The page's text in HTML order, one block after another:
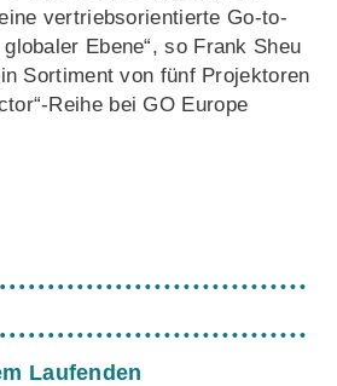
vertriebsorientierte Go-to-
Ebene“, so Frank Sheu
Sortiment von fünf Projektoren
Reihe bei GO Europe
Laufenden